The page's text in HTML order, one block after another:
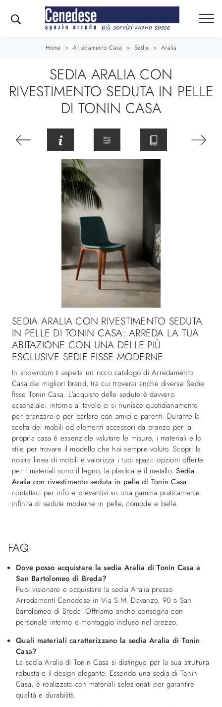
Home > Arredamento Casa > Sedie > Aralia
SEDIA ARALIA CON
RIVESTIMENTO SEDUTA IN PELLE
DI TONIN CASA
SEDIA ARALIA CON RIVESTIMENTO SEDUTA
IN PELLE DI TONIN CASA: ARREDA LA TUA
ABITAZIONE CON UNA DELLE PIÙ
ESCLUSIVE SEDIE FISSE MODERNE
In showroom ti aspetta un ricco catalogo di Arredamento
Casa dei migliori brand, tra cui troverai anche diverse Sedie
fisse Tonin Casa. L'acquisto delle sedute è davvero
essenziale: intorno al tavolo ci si riunisce quotidianamente
per pranzare o per parlare con amici e parenti. Durante la
scelta dei mobili ed elementi accessori da pranzo per la
propria casa è essenziale valutare le misure, i materiali e lo
stile per trovare il modello che hai sempre voluto. Scopri la
nostra linea di mobili e valorizza i tuoi spazi: opzioni offerte
per i materiali sono il legno, la plastica e il metallo.Sedia
Aralia con rivestimento seduta in pelle di Tonin Casa:
contattaci per info e preventivi su una gamma praticamente
infinita di sedute moderne in pelle, comode e belle.
FAQ
Dove posso acquistare la sedia Aralia di Tonin Casa a
San Bartolomeo di Breda?
Puoi visionare e acquistare la sedia Aralia presso
Arredamenti Cenedese in Via S.M. Davanzo, 90 a San
Bartolomeo di Breda. Offriamo anche consegna con
personale interno e montaggio incluso nel prezzo.
Quali materiali caratterizzano la sedia Aralia di Tonin
Casa?
La sedia Aralia di Tonin Casa si distingue per la sua struttura
robusta e il design elegante. Essendo una sedia di Tonin
Casa, è realizzata con materiali selezionati per garantire
qualità e durabilità.